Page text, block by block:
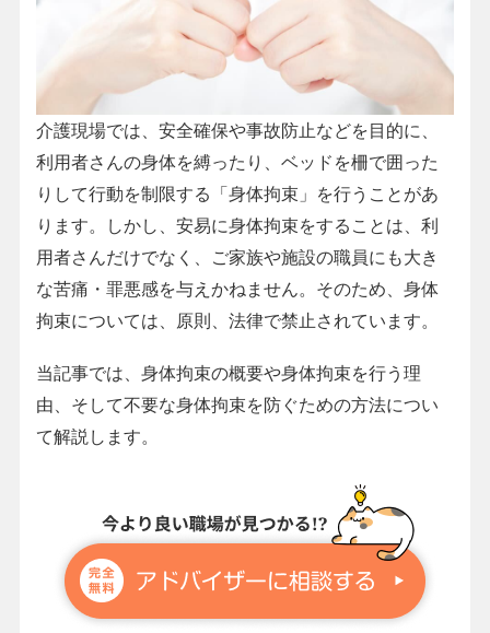
介護現場では、安全確保や事故防止などを目的に、
利用者さんの身体を縛ったり、ベッドを柵で囲った
りして行動を制限する「身体拘束」を行うことがあ
ります。しかし、安易に身体拘束をすることは、利
用者さんだけでなく、ご家族や施設の職員にも大き
な苦痛・罪悪感を与えかねません。そのため、身体
拘束については、原則、法律で禁止されています。
当記事では、身体拘束の概要や身体拘束を行う理
由、そして不要な身体拘束を防ぐための方法につい
て解説します。